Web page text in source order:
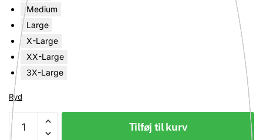
Medium
Large
X-Large
XX-Large
3X-Large
Ryd
T-
shirt,
Tilføj til kurv